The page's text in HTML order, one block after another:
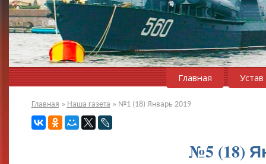
Главная Устав
Главная » Наша газета » №1 (18) Январь 2019
№5 (18)